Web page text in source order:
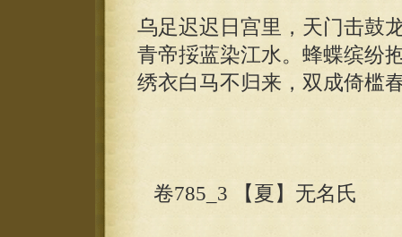
乌足迟迟日宫里，天门击鼓
青帝挼蓝染江水。蜂蝶缤纷
绣衣白马不归来，双成倚槛
卷785_3 【夏】无名氏